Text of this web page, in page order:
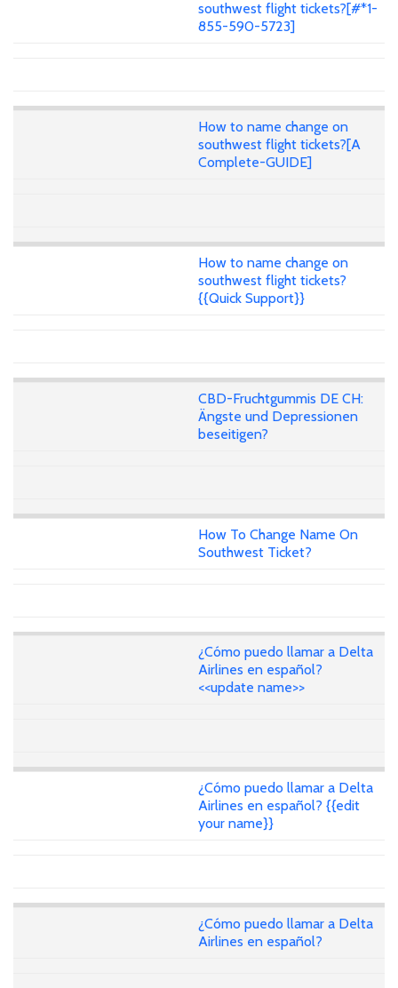
southwest flight tickets?[#*1-
855-590-5723]
How to name change on
southwest flight tickets?[A
Complete-GUIDE]
How to name change on
southwest flight tickets?
{{Quick Support}}
CBD-Fruchtgummis DE CH:
Ängste und Depressionen
beseitigen?
How To Change Name On
Southwest Ticket?
¿Cómo puedo llamar a Delta
Airlines en español?
<<update name>>
¿Cómo puedo llamar a Delta
Airlines en español? {{edit
your name}}
¿Cómo puedo llamar a Delta
Airlines en español?